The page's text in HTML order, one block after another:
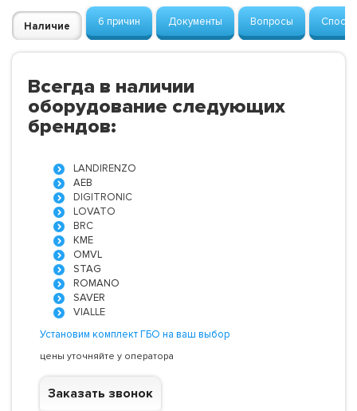
Наличие 6 причин Документы Вопросы
Всегда в наличии
оборудование следующих
брендов:
LANDIRENZO
AEB
DIGITRONIC
LOVATO
BRC
KME
OMVL
STAG
ROMANO
SAVER
VIALLE
Установим комплект ГБО на ваш выбор
цены уточняйте у оператора
Заказать звонок